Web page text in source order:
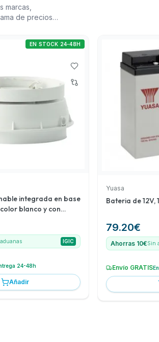
de precios
contra
clave en
buena relación
de
integrada en base
blanco y con
EN STOCK 24-48H
IGIC
24-48h
Añadir
Yuasa
Bateria de 12V,
79.20€
Ahorras 10€Sin
Envío GRATIS